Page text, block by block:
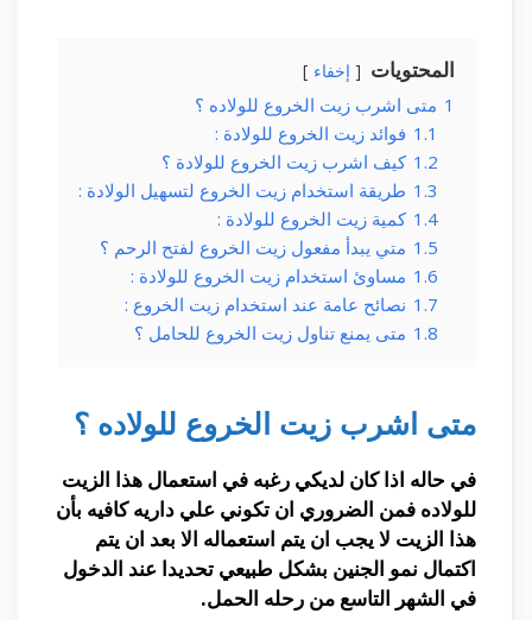
المحتويات إخفاء
1 متى اشرب زيت الخروع للولاده ؟
1.1 فوائد زيت الخروع للولادة :
1.2 كيف اشرب زيت الخروع للولادة ؟
1.3 طريقة استخدام زيت الخروع لتسهيل الولادة :
1.4 كمية زيت الخروع للولادة :
1.5 متي يبدأ مفعول زيت الخروع لفتح الرحم ؟
1.6 مساوئ استخدام زيت الخروع للولادة :
1.7 نصائح عامة عند استخدام زيت الخروع :
1.8 متى يمنع تناول زيت الخروع للحامل ؟
متى اشرب زيت الخروع للولاده ؟
في حاله اذا كان لديكي رغبه في استعمال هذا الزيت
للولاده فمن الضروري ان تكوني علي داريه كافيه بأن
هذا الزيت لا يجب ان يتم استعماله الا بعد ان يتم
اكتمال نمو الجنين بشكل طبيعي تحديدا عند الدخول
في الشهر التاسع من رحله الحمل.